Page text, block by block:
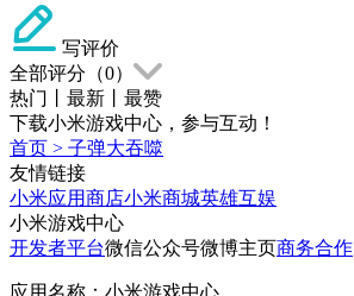
写评价
全部评分（0）
热门
最新
最赞
下载小米游戏中心，参与互动！
首页 > 子弹大吞噬
友情链接
小米应用商店小米商城英雄互娱
小米游戏中心
开发者平台微信公众号微博主页商务合作
应用名称：小米游戏中心